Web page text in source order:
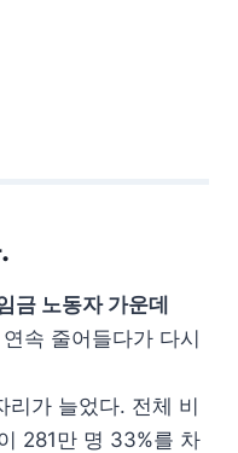
금 노동자 가운데
속 줄어들다가 다시
리가 늘었다. 전체 비
281만 명 33%를 차